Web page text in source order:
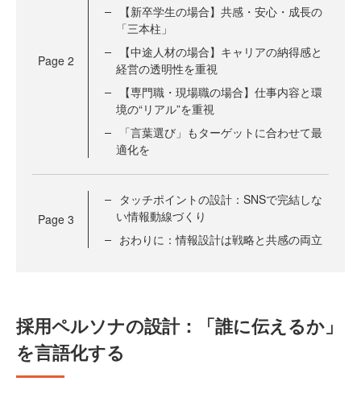
Page 2
【新卒学生の場合】共感・安心・成長の
「三本柱」
【中途人材の場合】キャリアの納得感と
経営の透明性を重視
【専門職・現場職の場合】仕事内容と環
境の“リアル”を重視
「言葉選び」もターゲットに合わせて最
適化を
Page 3
タッチポイントの設計：SNSで完結しな
い情報動線づくり
おわりに：情報設計は戦略と共感の両立
採用ペルソナの設計：「誰に伝えるか」
を言語化する